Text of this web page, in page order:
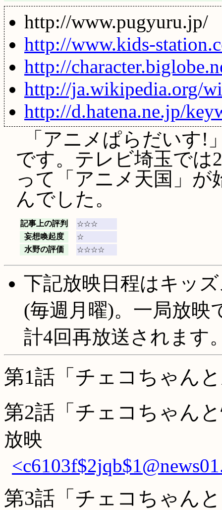
http://www.pugyuru.jp/
http://www.kids-
http://
http://ja.wikipedia.org/
http://d.hatena.ne.jp/
「アニメぱらだいす!
です。テレビ埼玉では
って「アニメ天国」
んでした。
記事上の評判
☆☆☆
妄想喚起度
☆
水野の評価
☆☆☆☆
下記放映日程はキッ
(毎週月曜)。一局放映
計4回再放送されます
第1話「チェコちゃん
第2話「チェコちゃん
放映
第3話「チェコちゃん